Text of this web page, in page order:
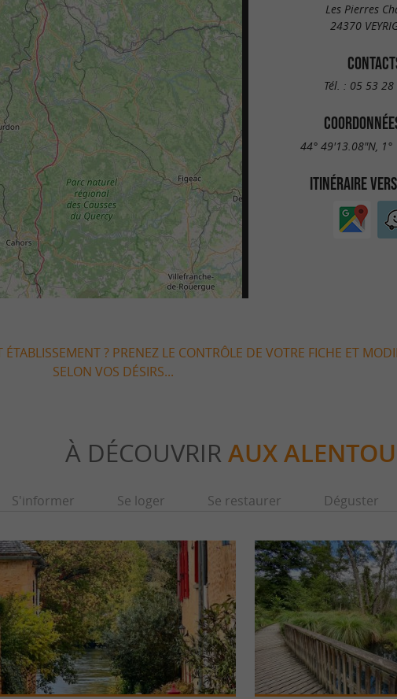
Les Pierres
24370
Tél. : 05 53 28
44° 49'13.08"N, 1°
ITINÉRAIRE
ÉTABLISSEMENT ? PRENEZ LE CONTRÔLE DE VOTRE FICHE ET
SELON VOS DÉSIRS...
À DÉCOUVRIR AUX
S'informer Se loger Se restaurer Déguster